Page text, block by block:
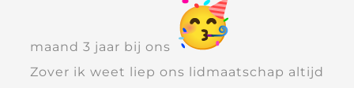
maand 3 jaar bij ons
Zover ik weet liep ons lidmaatschap altijd